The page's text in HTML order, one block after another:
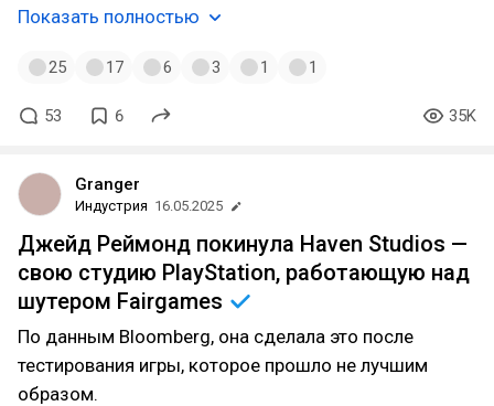
Показать полностью
25 17 6 3 1 1
53 6 35K
Granger
Индустрия 16.05.2025
Джейд Реймонд покинула Haven Studios —
свою студию PlayStation, работающую над
шутером Fairgames
По данным Bloomberg, она сделала это после
тестирования игры, которое прошло не лучшим
образом.